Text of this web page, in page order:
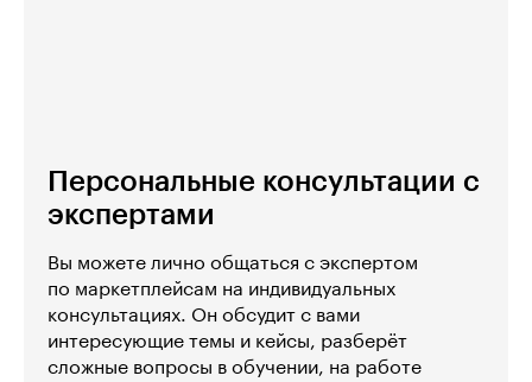
Персональные консультации с
экспертами
Вы можете лично общаться с экспертом
по маркетплейсам на индивидуальных
консультациях. Он обсудит с вами
интересующие темы и кейсы, разберёт
сложные вопросы в обучении, на работе